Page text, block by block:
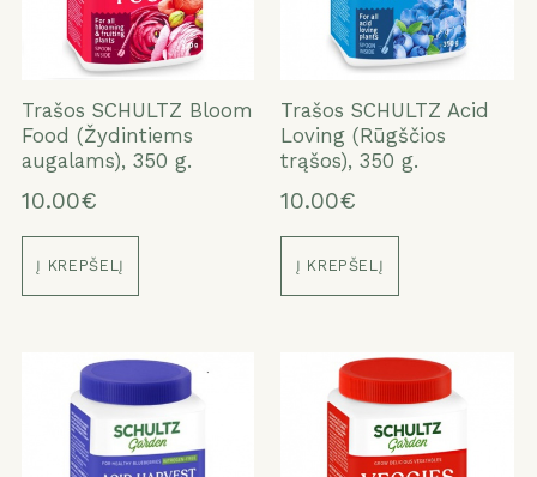
Trašos SCHULTZ Bloom
Food (Žydintiems
augalams), 350 g.
10.00€
Į KREPŠELĮ
Trašos SCHULTZ Acid
Loving (Rūgščios
trąšos), 350 g.
10.00€
Į KREPŠELĮ